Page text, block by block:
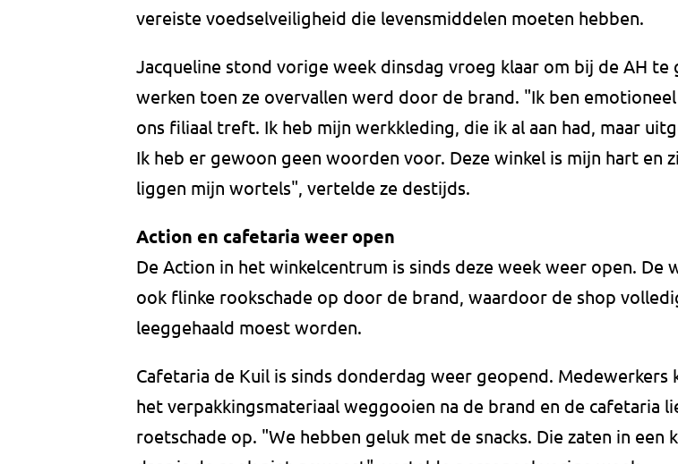
vereiste voedselveiligheid die levensmiddelen moeten hebben.
Jacqueline stond vorige week dinsdag vroeg klaar om bij de AH te
werken toen ze overvallen werd door de brand. "Ik ben
ons filiaal treft. Ik heb mijn werkkleding, die ik al aan had, maar
Ik heb er gewoon geen woorden voor. Deze winkel is mijn hart en
liggen mijn wortels", vertelde ze destijds.
Action en cafetaria weer open
De Action in het winkelcentrum is sinds deze week weer open. De
ook flinke rookschade op door de brand, waardoor de shop
leeggehaald moest worden.
Cafetaria de Kuil is sinds donderdag weer geopend. Medewerkers
het verpakkingsmateriaal weggooien na de brand en de cafetaria
roetschade op. "We hebben geluk met de snacks. Die zaten in een